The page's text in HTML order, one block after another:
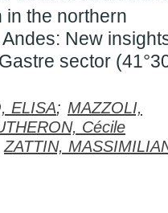
in the northern
New
sector
ELISA; MAZZOLI,
Cécile
ZATTIN,